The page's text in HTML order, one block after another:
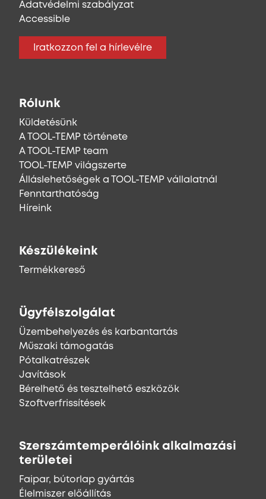
Adatvédelmi szabályzat
Accessible
Iratkozzon fel a hírlevélre
Rólunk
Küldetésünk
A TOOL-TEMP története
A TOOL-TEMP team
TOOL-TEMP világszerte
Álláslehetőségek a TOOL-TEMP vállalatnál
Fenntarthatóság
Híreink
Készülékeink
Termékkereső
Ügyfélszolgálat
Üzembehelyezés és karbantartás
Műszaki támogatás
Pótalkatrészek
Javítások
Bérelhető és tesztelhető eszközök
Szoftverfrissítések
Szerszámtemperálóink alkalmazási
területei
Faipar, bútorlap gyártás
Élelmiszer előállítás